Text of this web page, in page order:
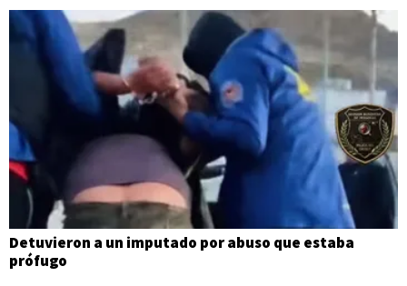
Detuvieron a un imputado por abuso que estaba
prófugo